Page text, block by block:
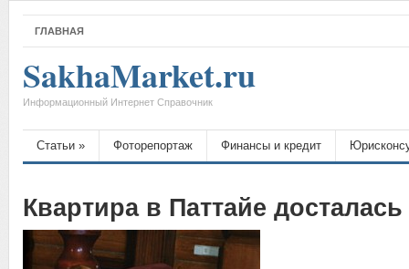
ГЛАВНАЯ
SakhaMarket.ru
Информационный Интернет Справочник
Статьи » Фоторепортаж Финансы и кредит
Квартира в Паттайе